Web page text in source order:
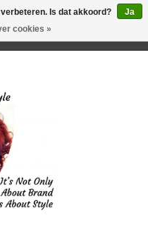
Is dat akkoord?
Ja
cookies »